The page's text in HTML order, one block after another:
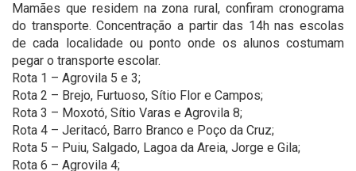
Mamães que residem na zona rural, confiram cronograma
do transporte. Concentração a partir das 14h nas escolas
de cada localidade ou ponto onde os alunos costumam
pegar o transporte escolar.
Rota 1 – Agrovila 5 e 3;
Rota 2 – Brejo, Furtuoso, Sítio Flor e Campos;
Rota 3 – Moxotó, Sítio Varas e Agrovila 8;
Rota 4 – Jeritacó, Barro Branco e Poço da Cruz;
Rota 5 – Puiu, Salgado, Lagoa da Areia, Jorge e Gila;
Rota 6 – Agrovila 4;